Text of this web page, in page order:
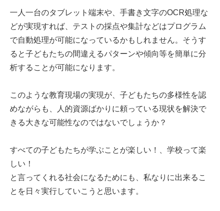
一人一台のタブレット端末や、手書き文字のOCR処理な
どが実現すれば、テストの採点や集計などはプログラム
で自動処理が可能になっているかもしれません。そうす
ると子どもたちの間違えるパターンや傾向等を簡単に分
析することが可能になります。
このような教育現場の実現が、子どもたちの多様性を認
めながらも、人的資源ばかりに頼っている現状を解決で
きる大きな可能性なのではないでしょうか？
すべての子どもたちが学ぶことが楽しい！、学校って楽
しい！
と言ってくれる社会になるためにも、私なりに出来るこ
とを日々実行していこうと思います。